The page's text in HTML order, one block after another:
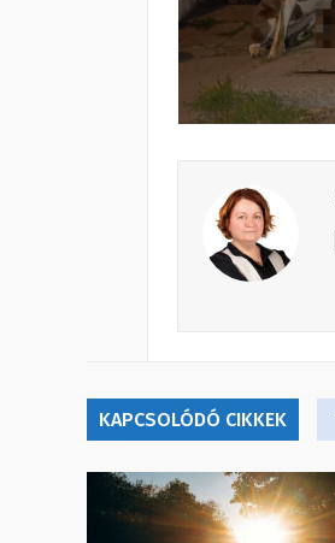
KAPCSOLÓDÓ CIKKEK